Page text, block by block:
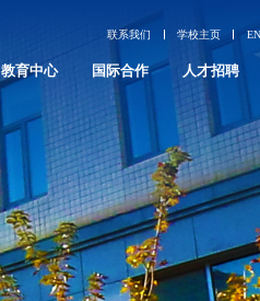
联系我们 学校主页
教育中心 国际合作 人才招聘